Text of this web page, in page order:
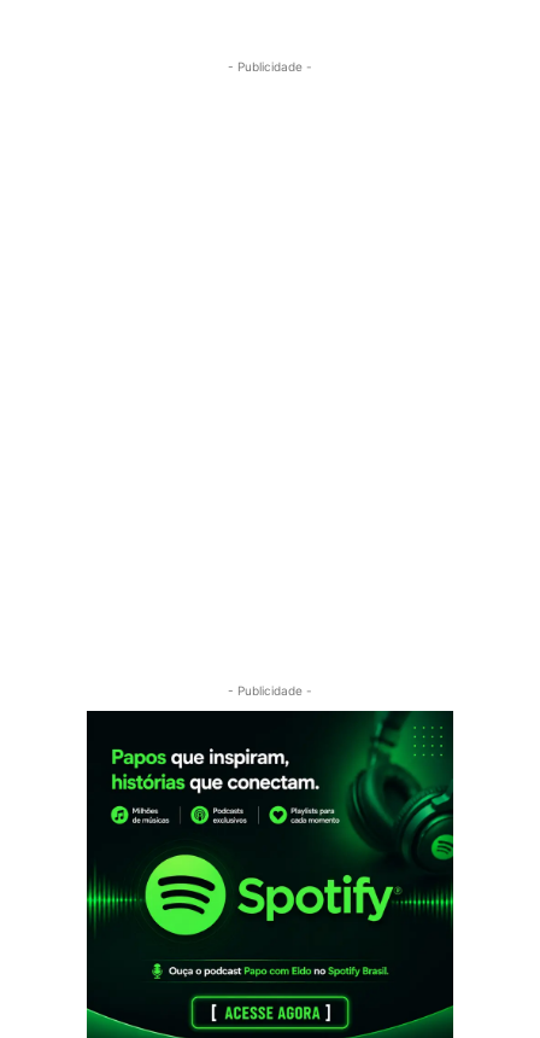
- Publicidade -
- Publicidade -